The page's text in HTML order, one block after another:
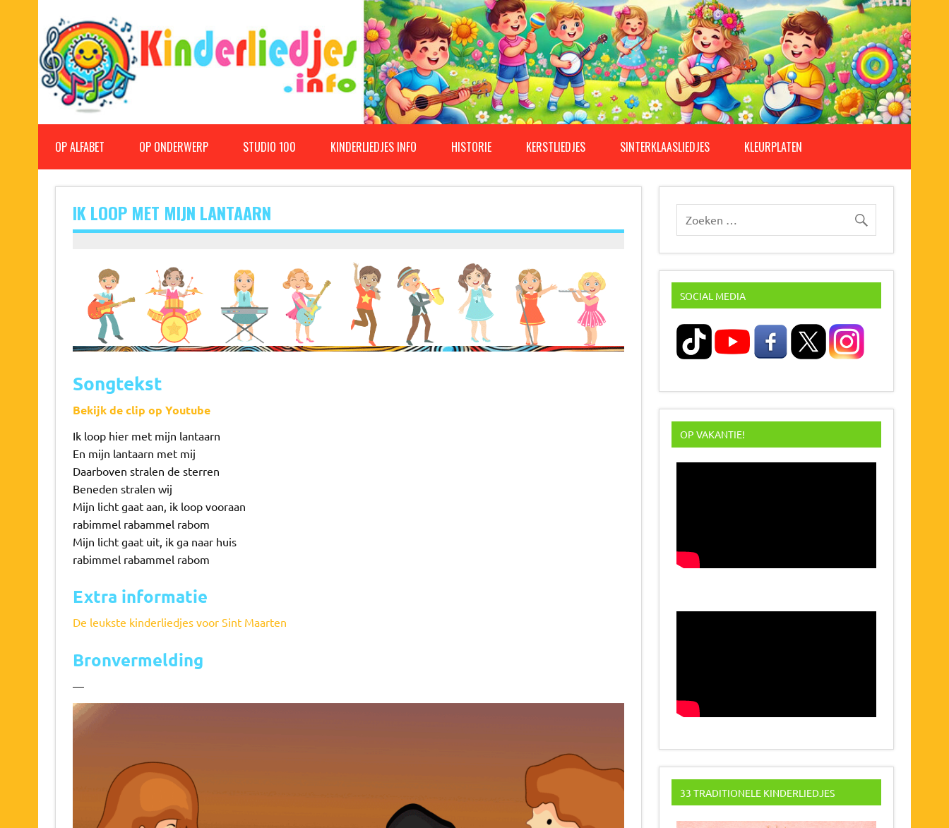
Kinderliedjes
OP ALFABET OP ONDERWERP STUDIO 100 KINDERLIEDJES INFO HISTORIE KERSTLIEDJES SINTERKLAASLIEDJES KLEURPLATEN
IK LOOP MET MIJN LANTAARN
Songtekst
Bekijk de clip op Youtube
Ik loop hier met mijn lantaarn
En mijn lantaarn met mij
Daarboven stralen de sterren
Beneden stralen wij
Mijn licht gaat aan, ik loop vooraan
rabimmel rabammel rabom
Mijn licht gaat uit, ik ga naar huis
rabimmel rabammel rabom
Extra informatie
De leukste kinderliedjes voor Sint Maarten
Bronvermelding
—
SOCIAL MEDIA
OP VAKANTIE!
33 TRADITIONELE KINDERLIEDJES